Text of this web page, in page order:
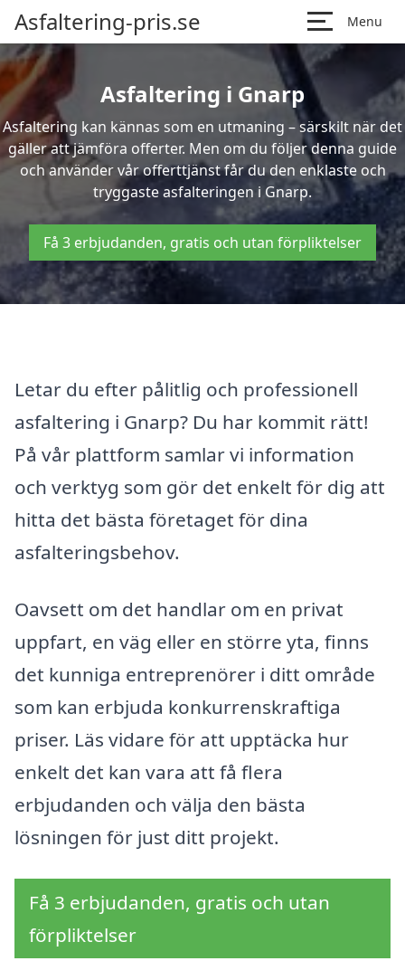
Asfaltering-pris.se Menu
Asfaltering i Gnarp
Asfaltering kan kännas som en utmaning – särskilt när det
gäller att jämföra offerter. Men om du följer denna guide
och använder vår offerttjänst får du den enklaste och
tryggaste asfalteringen i Gnarp.
Få 3 erbjudanden, gratis och utan förpliktelser
Letar du efter pålitlig och professionell
asfaltering i Gnarp? Du har kommit rätt!
På vår plattform samlar vi information
och verktyg som gör det enkelt för dig att
hitta det bästa företaget för dina
asfalteringsbehov.
Oavsett om det handlar om en privat
uppfart, en väg eller en större yta, finns
det kunniga entreprenörer i ditt område
som kan erbjuda konkurrenskraftiga
priser. Läs vidare för att upptäcka hur
enkelt det kan vara att få flera
erbjudanden och välja den bästa
lösningen för just ditt projekt.
Få 3 erbjudanden, gratis och utan
förpliktelser